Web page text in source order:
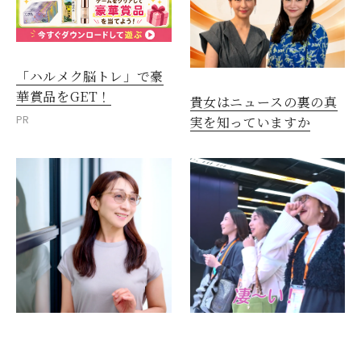
「ハルメク脳トレ」で豪
華賞品をGET！
PR
貴女はニュースの裏の真
実を知っていますか